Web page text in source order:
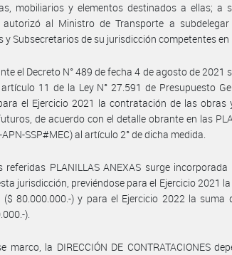
mobiliarios y elementos destinados a ellas; a
al Ministro de Transporte a
y Subsecretarios de su jurisdicción competentes en
el Decreto N° 489 de fecha 4 de agosto de 2021
11 de la Ley N° 27.591 de Presupuesto
el Ejercicio 2021 la contratación de las obras
de acuerdo con el detalle obrante en las
SSP#MEC) al artículo 2° de dicha medida.
referidas PLANILLAS ANEXAS surge
jurisdicción, previéndose para el Ejercicio 2021 la
($ 80.000.000.-) y para el Ejercicio 2022 la suma
).
marco, la DIRECCIÓN DE CONTRATACIONES